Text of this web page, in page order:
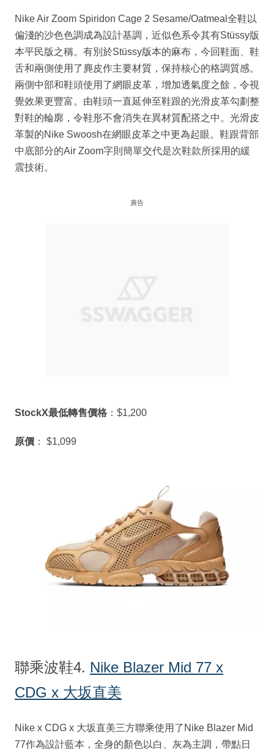
Nike Air Zoom Spiridon Cage 2 Sesame/Oatmeal全鞋以
偏淺的沙色色調成為設計基調，近似色系令其有Stüssy版
本平民版之稱。有別於Stüssy版本的麻布，今回鞋面、鞋
舌和兩側使用了麂皮作主要材質，保持核心的格調質感。
兩側中部和鞋頭使用了網眼皮革，增加透氣度之餘，令視
覺效果更豐富。由鞋頭一直延伸至鞋跟的光滑皮革勾劃整
對鞋的輪廓，令鞋形不會消失在異材質配搭之中。光滑皮
革製的Nike Swoosh在網眼皮革之中更為起眼。鞋跟背部
中底部分的Air Zoom字則簡單交代是次鞋款所採用的緩
震技術。
廣告
StockX最低轉售價格 ：$1,200
原價 ： $1,099
聯乘波鞋4. Nike Blazer Mid 77 x
CDG x 大坂直美
Nike x CDG x 大坂直美三方聯乘使用了Nike Blazer Mid
77作為設計藍本，全身的顏色以白、灰為主調，帶點日